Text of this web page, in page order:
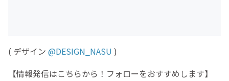
( デザイン @DESIGN_NASU )
【情報発信はこちらから！フォローをおすすめします】